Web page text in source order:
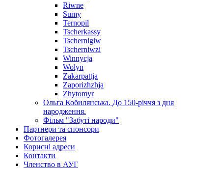
Riwne
Sumy
Ternopil
Tscherkassy
Tschernigiw
Tscherniwzi
Winnycja
Wolyn
Zakarpattja
Zaporizhzhja
Zhytomyr
Ольга Кобилянська. До 150-річчя з дня
народження.
Фільм "Забуті народи"
Партнери та спонсори
Фотогалерея
Корисні адреси
Контакти
Членство в АУГ